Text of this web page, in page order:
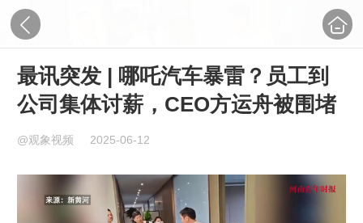
最讯突发 | 哪吒汽车暴雷？员工到
公司集体讨薪，CEO方运舟被围堵
@观象视频 2025-06-12